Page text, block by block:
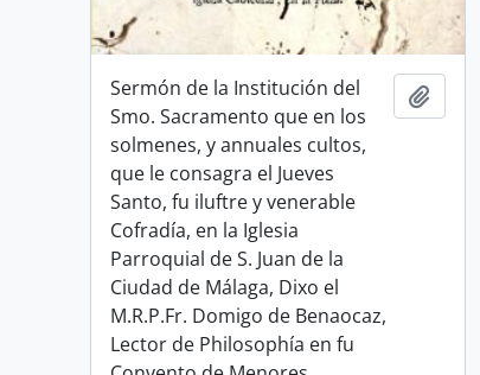
Sermón de la Institución del
Smo. Sacramento que en los
solmenes, y annuales cultos,
que le consagra el Jueves
Santo, fu iluftre y venerable
Cofradía, en la Iglesia
Parroquial de S. Juan de la
Ciudad de Málaga, Dixo el
M.R.P.Fr. Domigo de Benaocaz,
Lector de Philosophía en fu
Add